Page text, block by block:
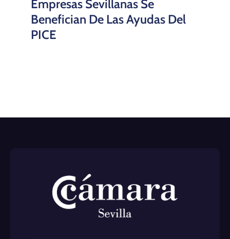
Empresas Sevillanas Se
Benefician De Las Ayudas Del
PICE